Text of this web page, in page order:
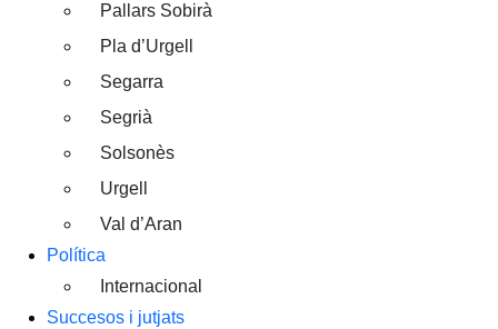
Pallars Sobirà
Pla d’Urgell
Segarra
Segrià
Solsonès
Urgell
Val d’Aran
Política
Internacional
Succesos i jutjats